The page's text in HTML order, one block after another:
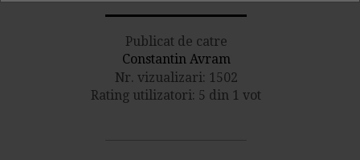
Publicat de catre
Constantin Avram
Nr. vizualizari: 1502
Rating utilizatori: 5 din 1 vot